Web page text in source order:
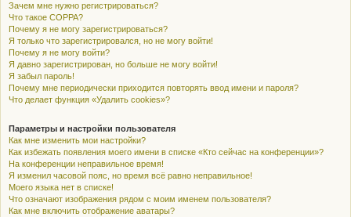
Зачем мне нужно регистрироваться?
Что такое COPPA?
Почему я не могу зарегистрироваться?
Я только что зарегистрировался, но не могу войти!
Почему я не могу войти?
Я давно зарегистрирован, но больше не могу войти!
Я забыл пароль!
Почему мне периодически приходится повторять ввод имени и пароля?
Что делает функция «Удалить cookies»?
Параметры и настройки пользователя
Как мне изменить мои настройки?
Как избежать появления моего имени в списке «Кто сейчас на конференции»?
На конференции неправильное время!
Я изменил часовой пояс, но время всё равно неправильное!
Моего языка нет в списке!
Что означают изображения рядом с моим именем пользователя?
Как мне включить отображение аватары?